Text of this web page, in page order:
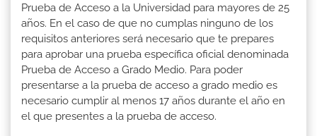
Prueba de Acceso a la Universidad para mayores de 25
años. En el caso de que no cumplas ninguno de los
requisitos anteriores será necesario que te prepares
para aprobar una prueba específica oficial denominada
Prueba de Acceso a Grado Medio. Para poder
presentarse a la prueba de acceso a grado medio es
necesario cumplir al menos 17 años durante el año en
el que presentes a la prueba de acceso.